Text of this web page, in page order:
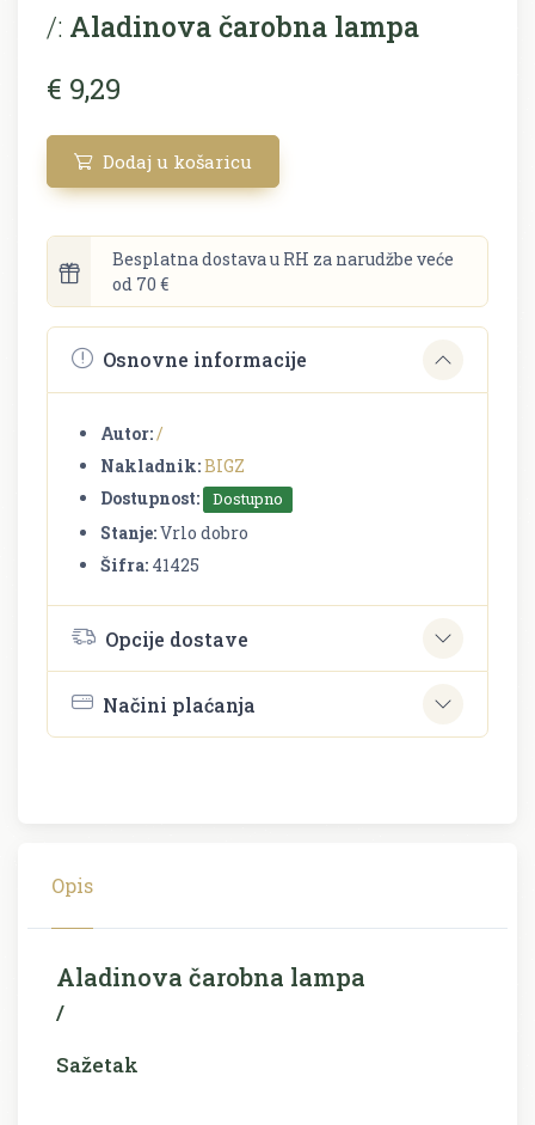
/: Aladinova čarobna lampa
€ 9,29
Dodaj u košaricu
Besplatna dostava u RH za narudžbe veće
od 70 €
Osnovne informacije
Autor:/
Nakladnik:BIGZ
Dostupnost:
Dostupno
Stanje:Vrlo dobro
Šifra: 41425
Opcije dostave
Načini plaćanja
Opis
Aladinova čarobna lampa
/
Sažetak